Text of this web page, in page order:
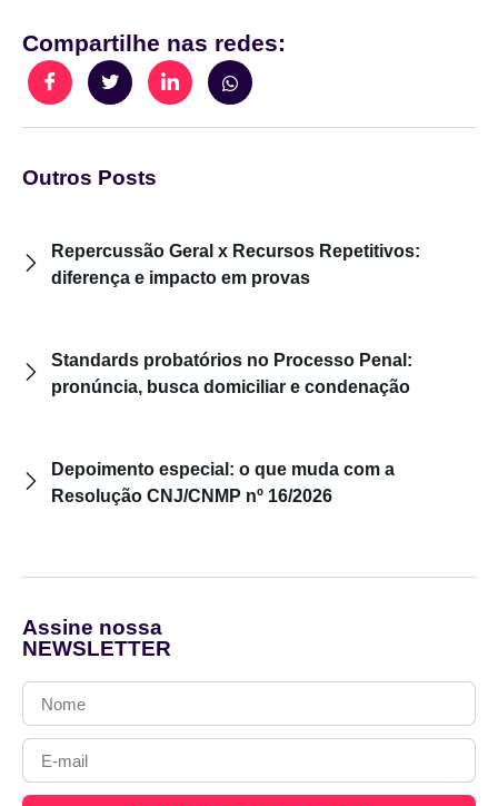
Compartilhe nas redes:
Outros Posts
Repercussão Geral x Recursos Repetitivos:
diferença e impacto em provas
Standards probatórios no Processo Penal:
pronúncia, busca domiciliar e condenação
Depoimento especial: o que muda com a
Resolução CNJ/CNMP nº 16/2026
Assine nossa
NEWSLETTER